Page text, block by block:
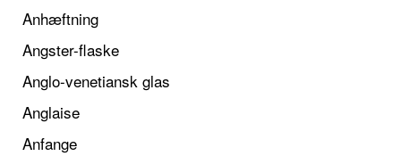
Anhæftning
Angster-flaske
Anglo-venetiansk glas
Anglaise
Anfange